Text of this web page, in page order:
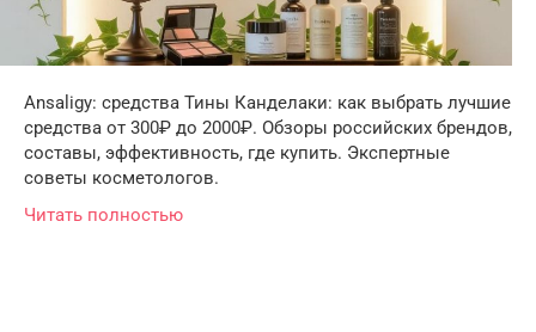
Ansaligy: средства Тины Канделаки: как выбрать лучшие
средства от 300₽ до 2000₽. Обзоры российских брендов,
составы, эффективность, где купить. Экспертные
советы косметологов.
Читать полностью